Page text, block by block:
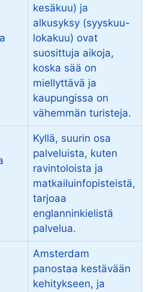
kesäkuu) ja
alkusyksy (syyskuu-
lokakuu) ovat
suosittuja aikoja,
koska sää on
miellyttävä ja
kaupungissa on
vähemmän turisteja.
Kyllä, suurin osa
palveluista, kuten
ravintoloista ja
matkailuinfopisteistä,
tarjoaa
englanninkielistä
palvelua.
Amsterdam
panostaa kestävään
kehitykseen, ja